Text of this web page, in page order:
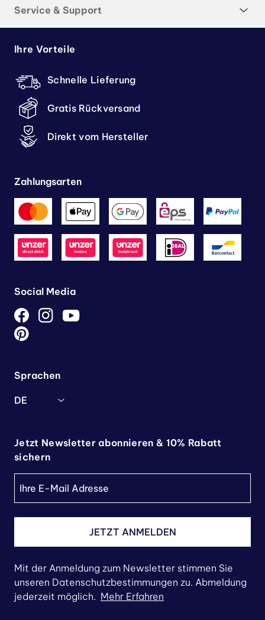
Service & Support
Ihre Vorteile
Schnelle Lieferung
Gratis Rückversand
Direkt vom Hersteller
Zahlungsarten
Social Media
Sprachen
DE
Jetzt Newsletter abonnieren & 10% Rabatt
sichern
JETZT ANMELDEN
Mit der Anmeldung zum Newsletter stimmen Sie
unseren Datenschutzbestimmungen zu. Abmeldung
jederzeit möglich. Mehr Erfahren